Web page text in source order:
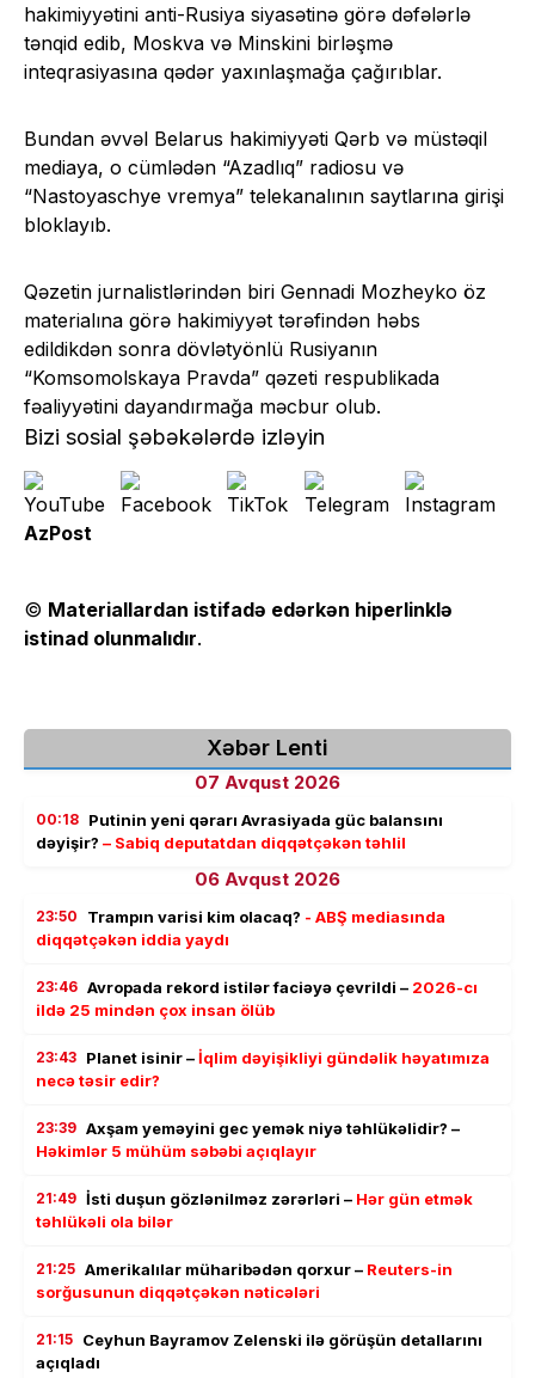
hakimiyyətini anti-Rusiya siyasətinə görə dəfələrlə
tənqid edib, Moskva və Minskini birləşmə
inteqrasiyasına qədər yaxınlaşmağa çağırıblar.
Bundan əvvəl Belarus hakimiyyəti Qərb və müstəqil
mediaya, o cümlədən “Azadlıq” radiosu və
“Nastoyaschye vremya” telekanalının saytlarına girişi
bloklayıb.
Qəzetin jurnalistlərindən biri Gennadi Mozheyko öz
materialına görə hakimiyyət tərəfindən həbs
edildikdən sonra dövlətyönlü Rusiyanın
“Komsomolskaya Pravda” qəzeti respublikada
fəaliyyətini dayandırmağa məcbur olub.
Bizi sosial şəbəkələrdə izləyin
AzPost
© Materiallardan istifadə edərkən hiperlinklə
istinad olunmalıdır.
Xəbər Lenti
07 Avqust 2026
00:18 Putinin yeni qərarı Avrasiyada güc balansını
dəyişir? – Sabiq deputatdan diqqətçəkən təhlil
06 Avqust 2026
23:50 Trampın varisi kim olacaq? - ABŞ mediasında
diqqətçəkən iddia yaydı
23:46 Avropada rekord istilər faciəyə çevrildi – 2026-cı
ildə 25 mindən çox insan ölüb
23:43 Planet isinir –İqlim dəyişikliyi gündəlik həyatımıza
necə təsir edir?
23:39 Axşam yeməyini gec yemək niyə təhlükəlidir? –
Həkimlər 5 mühüm səbəbi açıqlayır
21:49 İsti duşun gözlənilməz zərərləri – Hər gün etmək
təhlükəli ola bilər
21:25 Amerikalılar müharibədən qorxur – Reuters-in
sorğusunun diqqətçəkən nəticələri
21:15 Ceyhun Bayramov Zelenski ilə görüşün detallarını
açıqladı